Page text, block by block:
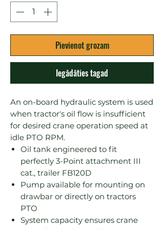
Pievienot grozam
Iegādāties tagad
An on-board hydraulic system is used
when tractor's oil flow is insufficient
for desired crane operation speed at
Oil tank engineered to fit
perfectly 3-Point attachment III
cat., trailer FB120D
Pump available for mounting on
drawbar or directly on tractors
PTO
System capacity ensures crane